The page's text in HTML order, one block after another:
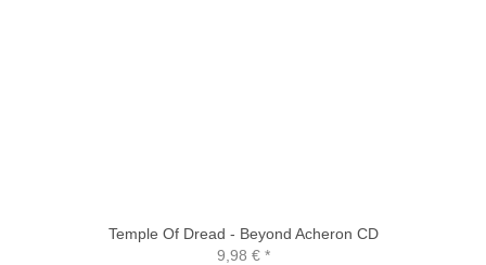
Temple Of Dread - Beyond Acheron CD
9,98 €*